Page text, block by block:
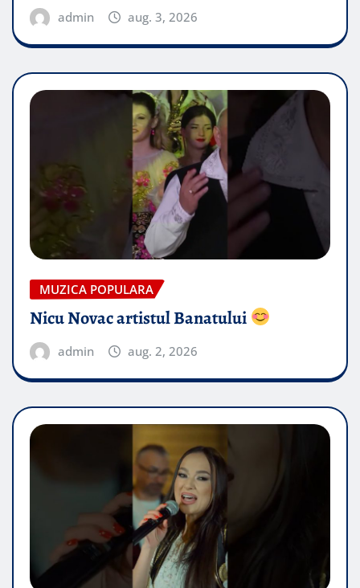
admin aug. 3, 2026
MUZICA POPULARA
Nicu Novac artistul Banatului
admin aug. 2, 2026